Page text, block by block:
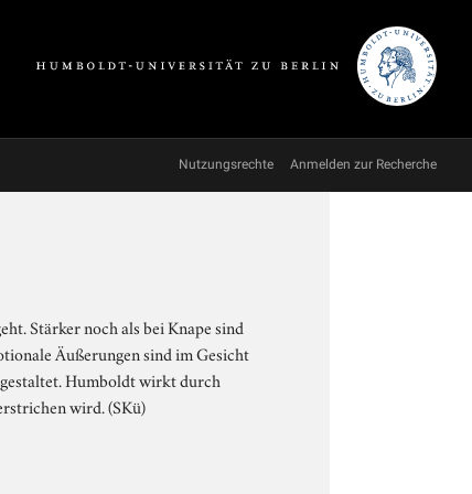
Nutzungsrechte Anmelden zur Recherche
Stärker noch als bei Knape sind
Äußerungen sind im Gesicht
Humboldt wirkt durch
wird. (SKü)